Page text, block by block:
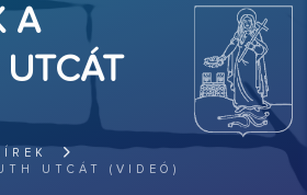
A
UTCÁT (VIDEÓ)